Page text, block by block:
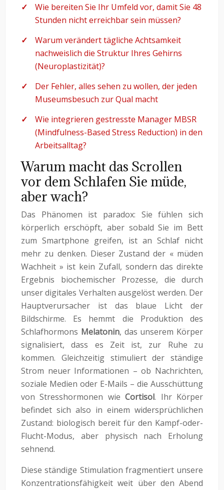
Wie bereiten Sie Ihr Umfeld vor, damit Sie 48
Stunden nicht erreichbar sein müssen?
Warum verändert tägliche Achtsamkeit
nachweislich die Struktur Ihres Gehirns
(Neuroplastizität)?
Der Fehler, alles sehen zu wollen, der jeden
Museumsbesuch zur Qual macht
Wie integrieren gestresste Manager MBSR
(Mindfulness-Based Stress Reduction) in den
Arbeitsalltag?
Warum macht das Scrollen
vor dem Schlafen Sie müde,
aber wach?
Das Phänomen ist paradox: Sie fühlen sich
körperlich erschöpft, aber sobald Sie im Bett
zum Smartphone greifen, ist an Schlaf nicht
mehr zu denken. Dieser Zustand der « müden
Wachheit » ist kein Zufall, sondern das direkte
Ergebnis biochemischer Prozesse, die durch
unser digitales Verhalten ausgelöst werden. Der
Hauptverursacher ist das blaue Licht der
Bildschirme. Es hemmt die Produktion des
Schlafhormons Melatonin, das unserem Körper
signalisiert, dass es Zeit ist, zur Ruhe zu
kommen. Gleichzeitig stimuliert der ständige
Strom neuer Informationen – ob Nachrichten,
soziale Medien oder E-Mails – die Ausschüttung
von Stresshormonen wieCortisol. Ihr Körper
befindet sich also in einem widersprüchlichen
Zustand: biologisch bereit für den Kampf-oder-
Flucht-Modus, aber physisch nach Erholung
sehnend.
Diese ständige Stimulation fragmentiert unsere
Konzentrationsfähigkeit weit über den Abend